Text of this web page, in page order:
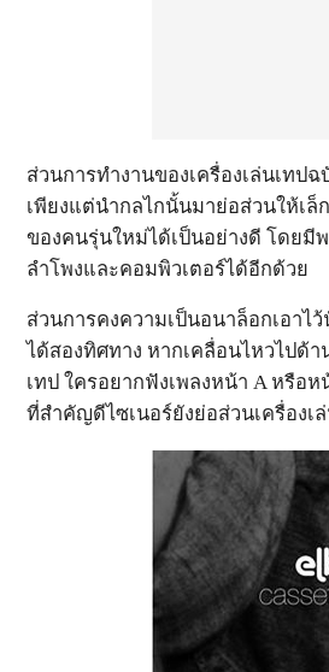
ส่วนการทำงานของเครื่องเล่นเทป
เพียงแต่นำกลไกนั้นมาย่อส่วนให้เล็
ของคนรุ่นใหม่ได้เป็นอย่างดี โดยมี
ลำโพงและคอมพิวเตอร์ได้อีกด้วย
ส่วนการคงความเป็นอนาล็อกเอา
ได้สองทิศทาง หากเคลื่อนไหวไปด้
เทป ใครอยากฟังเพลงหน้า A หรือ
ที่สำคัญดีไซเนอร์ยังย่อส่วนเครื่องเ